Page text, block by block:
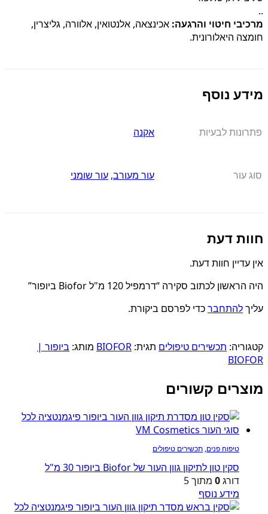
..
מרכיבי חיטוי והרגעה: אכינצאה, אלנטואין, אלוורה, גליצרין,
חומצה היאלורונית.
מידע נוסף
פתרונות לבעיות אקנה
סוג עור עור מעורב, עור שומני
חוות דעת
אין עדיין חוות דעת.
היה הראשון לכתוב סקירה “דרמפיל 120 מ"ל Biofor ביופור”
עליךלהתחברכדי לפרסם ביקורת.
קטגוריה: תכשירים טיפולים תגית: BIOFOR מותג: ביופור |
BIOFOR
מוצרים קשורים
טיפוח פנים, תכשירים טיפולים
סקין טון לתיקון גוון העור של Biofor ביופור 30 מ"ל
דורג0 מתוך 5
מידע נוסף